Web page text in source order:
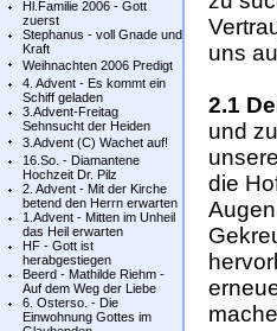
Hl.Familie 2006 - Gott
zuerst
Stephanus - voll Gnade und
Kraft
Weihnachten 2006 Predigt
4. Advent - Es kommt ein
Schiff geladen
3.Advent-Freitag
Sehnsucht der Heiden
3.Advent (C) Wachet auf!
16.So. - Diamantene
Hochzeit Dr. Pilz
2. Advent - Mit der Kirche
betend den Herrn erwarten
1.Advent - Mitten im Unheil
das Heil erwarten
HF - Gott ist
herabgestiegen
Beerd - Mathilde Riehm -
Auf dem Weg der Liebe
6. Osterso. - Die
Einwohnung Gottes im
uns
2.1
und
die